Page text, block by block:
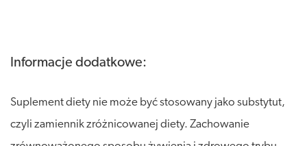
Informacje dodatkowe:
Suplement diety nie może być stosowany jako substytut,
czyli zamiennik zróżnicowanej diety. Zachowanie